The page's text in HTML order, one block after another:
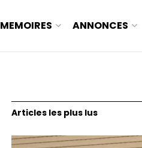
MEMOIRES ANNONCES
Articles les plus lus